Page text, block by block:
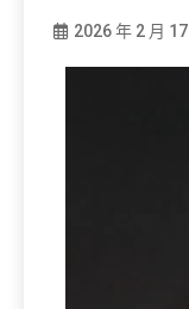
2026 年 2 月 17